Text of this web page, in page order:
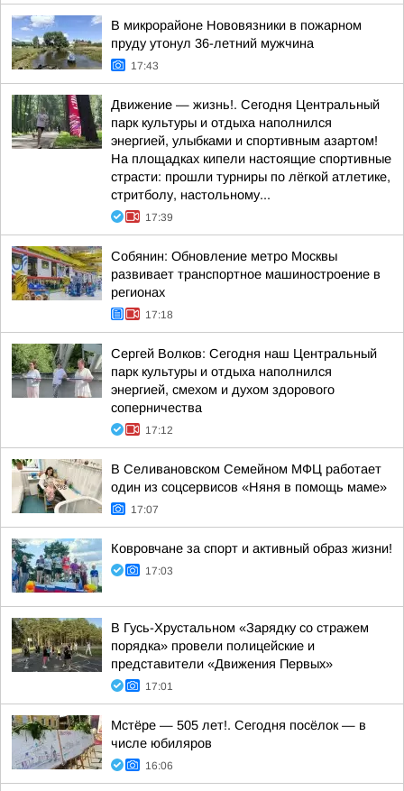
В микрорайоне Нововязники в пожарном
пруду утонул 36-летний мужчина
17:43
Движение — жизнь!. Сегодня Центральный
парк культуры и отдыха наполнился
энергией, улыбками и спортивным азартом!
На площадках кипели настоящие спортивные
страсти: прошли турниры по лёгкой атлетике,
стритболу, настольному...
17:39
Собянин: Обновление метро Москвы
развивает транспортное машиностроение в
регионах
17:18
Сергей Волков: Сегодня наш Центральный
парк культуры и отдыха наполнился
энергией, смехом и духом здорового
соперничества
17:12
В Селивановском Семейном МФЦ работает
один из соцсервисов «Няня в помощь маме»
17:07
Ковровчане за спорт и активный образ жизни!
17:03
В Гусь-Хрустальном «Зарядку со стражем
порядка» провели полицейские и
представители «Движения Первых»
17:01
Мстёре — 505 лет!. Сегодня посёлок — в
числе юбиляров
16:06